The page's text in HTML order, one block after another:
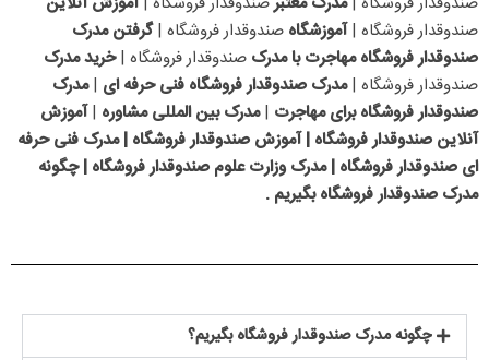
صندوقدار فروشگاه |آموزشگاه صندوقدار فروشگاه |گرفتن مدرک
صندوقدار فروشگاه مهاجرت با مدرک صندوقدار فروشگاه |خرید مدرک
صندوقدار فروشگاه |مدرک صندوقدار فروشگاه فنی حرفه ای |مدرک
صندوقدار فروشگاه برای مهاجرت |مدرک بین المللی مشاوره |آموزش
آنلاین صندوقدار فروشگاه | آموزش صندوقدار فروشگاه | مدرک فنی حرفه
ای صندوقدار فروشگاه | مدرک وزارت علوم صندوقدار فروشگاه | چگونه
مدرک صندوقدار فروشگاه بگیریم .
چگونه مدرک صندوقدار فروشگاه بگیریم؟